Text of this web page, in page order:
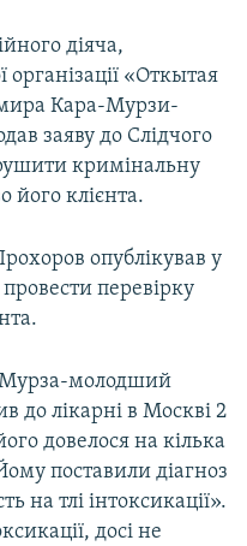
діяча,
«Откытая
Кара-Мурзи-
заяву до Слідчого
кримінальну
його клієнта.
опублікував у
перевірку
молодший
до лікарні в Москві 2
довелося на кілька
поставили діагноз
на тлі інтоксикації».
досі не